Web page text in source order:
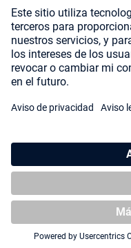
Payment Methods
Shipping
* Todos los precios
gastos de